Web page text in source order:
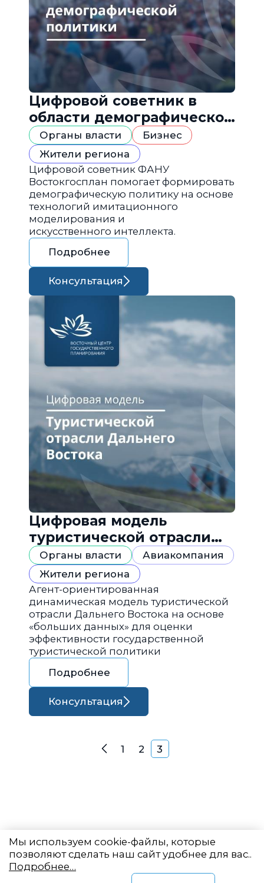
Цифровой советник в
области демографической
политики
Органы власти
Бизнес
Жители региона
Цифровой советник ФАНУ
Востокгосплан помогает формировать
демографическую политику на основе
технологий имитационного
моделирования и
искусственного интеллекта.
Подробнее
Консультация
Цифровая модель
туристической отрасли
Дальнего Востока
Органы власти
Авиакомпания
Жители региона
Агент-ориентированная
динамическая модель туристической
отрасли Дальнего Востока на основе
«больших данных» для оценки
эффективности государственной
туристической политики
Подробнее
Консультация
Навигация по
Назад
1 2 3
Мы используем cookie-файлы, которые
позволяют сделать наш сайт удобнее для вас..
Подробнее…